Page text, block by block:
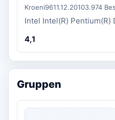
Kroeni9611.12.20103.974
Intel Intel(R) Pentium(R)
4,1
Gruppen